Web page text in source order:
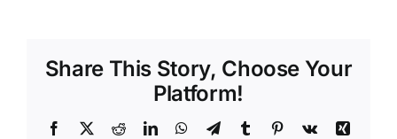
Share This Story, Choose Your
Platform!
Facebook
X RedditLinkedInWhatsApp
TelegramTumblr Pinterest
Vk
Xing